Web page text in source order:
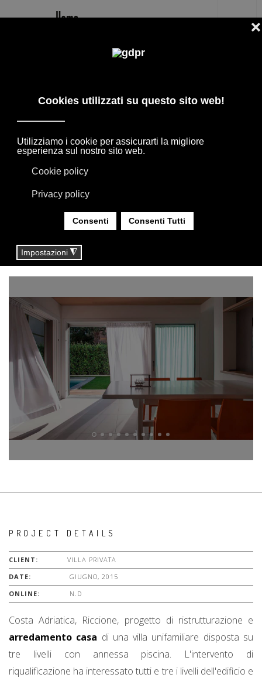
NEL PORTFOLIO, LE ESIGENZE INCONTRANO
I DESIDERI E DIVENTANO SPAZIO. OGNI
PROGETTO RACCONTA UN’IDEA DI
ELEGANZA, MISURA E IDENTITÀ.
SEI QUI: HOME
VILLA CON PISCINA
PROJECT DETAILS
CLIENT:
VILLA PRIVATA
DATE:
GIUGNO, 2015
ONLINE:
N.D
Costa Adriatica, Riccione, progetto di ristrutturazione e
arredamento casa di una villa unifamiliare disposta su
tre livelli con annessa piscina. L'intervento di
riqualificazione ha interessato tutti e tre i livelli dell'edificio e